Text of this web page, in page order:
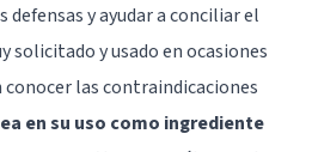
y ayudar a conciliar el
solicitado y usado en ocasiones
las contraindicaciones
en su uso como ingrediente